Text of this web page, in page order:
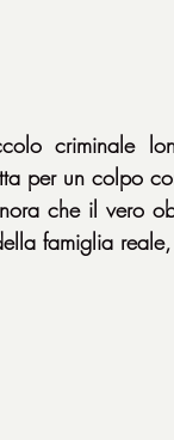
criminale
per un colpo
che il vero
famiglia